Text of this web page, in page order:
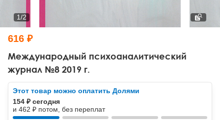
Другие направления психотерапии
Классический, эриксоновский гипноз и НЛП
НЛП
Социальная психология
Классический и юнгианский психоанализ
Международный психоаналитический
журнал №8 2019 г.
1/2
616 ₽
Этот товар можно оплатить Долями
154 ₽ сегодня
и 462 ₽ потом, без переплат